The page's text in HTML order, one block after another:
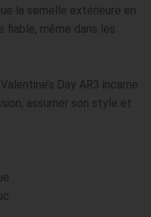
la semelle extérieure en
fiable, même dans les
Day AR3 incarne
assumer son style et